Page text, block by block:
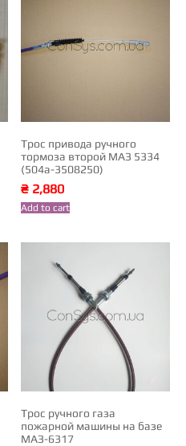
Трос привода ручного
тормоза второй МАЗ 5334
(504а-3508250)
₴ 2,880
Add to cart
Трос ручного газа
пожарной машины на базе
МАЗ-6317